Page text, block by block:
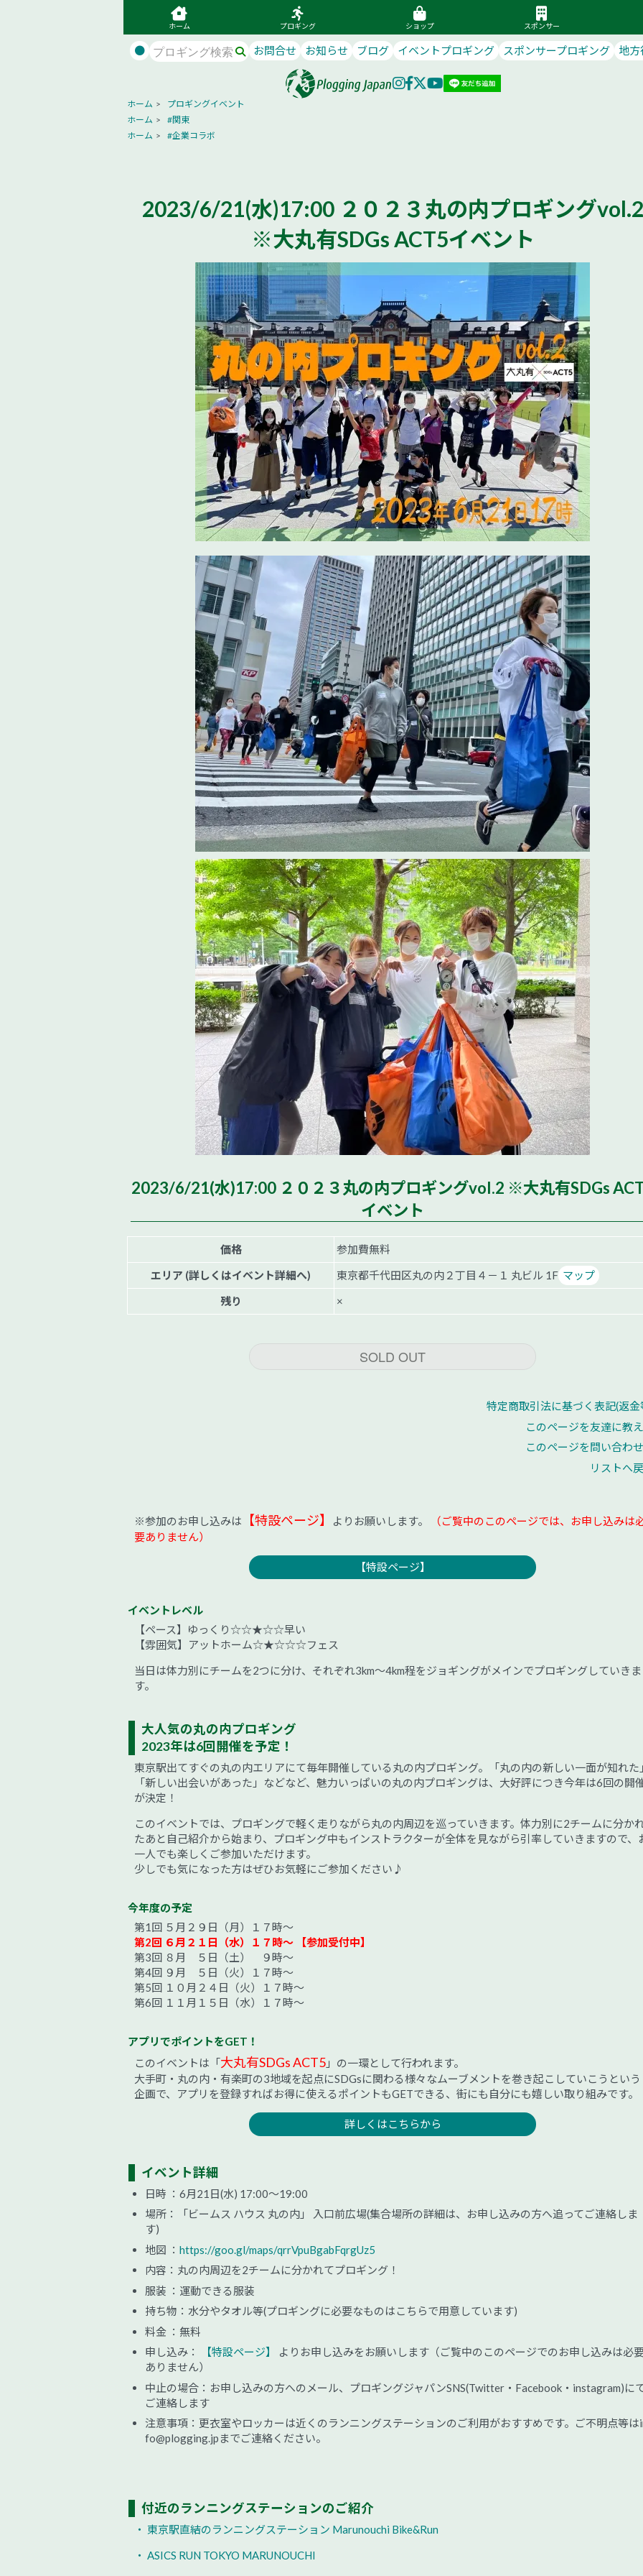
ホーム プロギング ショップ スポンサー
● お問合せ お知らせ ブログ イベントプロギング スポンサープロギング 地
ホーム >
プロギングイベント
ホーム >
#関東
ホーム > #企業コラボ
2023/6/21(水)17:00 ２０２３丸の内プロギングvol.2
※大丸有SDGs ACT5イベント
2023/6/21(水)17:00 ２０２３丸の内プロギングvol.2 ※大丸有SDGs
イベント
価格
参加費無料
エリア (詳しくはイベント詳細へ)
東京都千代田区丸の内２丁目４－１ 丸ビル 1F マップ
残り
×
SOLD OUT
特定商取引法に基づく表記(返金
このページを友達に教
このページを問い合わ
リストへ
※参加のお申し込みは 【特設ページ】 よりお願いします。
（ご覧中のこのページでは、お申し込みは
要ありません）
【特設ページ】
イベントレベル
【ペース】ゆっくり☆☆★☆☆早い
【雰囲気】アットホーム☆★☆☆☆フェス
当日は体力別にチームを2つに分け、それぞれ3km～4km程をジョギングがメインでプロギングしていきま
す。
大人気の丸の内プロギング
2023年は6回開催を予定！
東京駅出てすぐの丸の内エリアにて毎年開催している丸の内プロギング。「丸の内の新しい一面が知れた」
「新しい出会いがあった」などなど、魅力いっぱいの丸の内プロギングは、大好評につき今年は6回の開
が決定！
このイベントでは、プロギングで軽く走りながら丸の内周辺を巡っていきます。体力別に2チームに分か
たあと自己紹介から始まり、プロギング中もインストラクターが全体を見ながら引率していきますので、
一人でも楽しくご参加いただけます。
少しでも気になった方はぜひお気軽にご参加ください♪
今年度の予定
第1回 ５月２９日（月）１７時〜
第2回 ６月２１日（水）１７時〜 【参加受付中】
第3回 ８月 ５日（土） ９時〜
第4回 ９月 ５日（火）１７時〜
第5回 １０月２４日（火）１７時〜
第6回 １１月１５日（水）１７時〜
アプリでポイントをGET！
このイベントは「大丸有SDGs ACT5 」の一環として行われます。
大手町・丸の内・有楽町の3地域を起点にSDGsに関わる様々なムーブメントを巻き起こしていこうという
企画で、アプリを登録すればお得に使えるポイントもGETできる、街にも自分にも嬉しい取り組みです。
詳しくはこちらから
イベント詳細
日時 ：6月21日(水) 17:00～19:00
場所：「ビームス ハウス 丸の内」 入口前広場(集合場所の詳細は、お申し込みの方へ追ってご連絡しま
す)
地図 ： https://goo.gl/maps/qrrVpuBgabFqrgUz5
内容：丸の内周辺を2チームに分かれてプロギング！
服装 ：運動できる服装
持ち物：水分やタオル等(プロギングに必要なものはこちらで用意しています)
料金 ：無料
申し込み：
【特設ページ】
よりお申し込みをお願いします（ご覧中のこのページでのお申し込みは必
ありません）
中止の場合：お申し込みの方へのメール、プロギングジャパンSNS(Twitter・Facebook・instagram)に
ご連絡します
注意事項：更衣室やロッカーは近くのランニングステーションのご利用がおすすめです。ご不明点等は
fo@plogging.jpまでご連絡ください。
付近のランニングステーションのご紹介
・ 東京駅直結のランニングステーション Marunouchi Bike&Run
・ ASICS RUN TOKYO MARUNOUCHI